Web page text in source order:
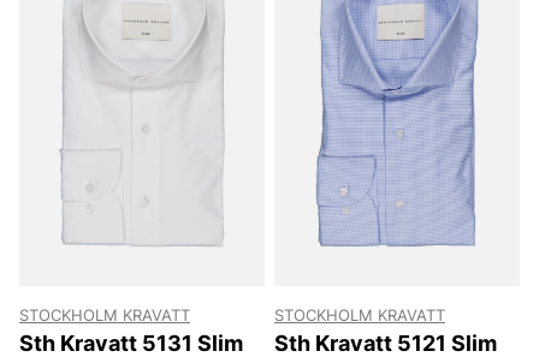
STOCKHOLM KRAVATT
Sth Kravatt 5131 Slim
STOCKHOLM KRAVATT
Sth Kravatt 5121 Slim